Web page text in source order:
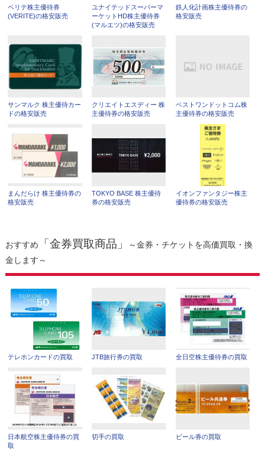
ベリテ株主優待券
(VERITE)の格安販売
ユナイテッドスーパーマ
ーケットHD株主優待券
(マルエツ)の格安販売
鉄人化計画株主優待券の
格安販売
サンマルク 株主優待カー
ドの格安販売
クリエイトエスディー 株
主優待券の格安販売
ベストワンドットコム株
主優待券の格安販売
まんだらけ 株主優待券の
格安販売
TOKYO BASE 株主優待
券の格安販売
イオンファンタジー株主
優待券の格安販売
おすすめ 「金券買取商品」
～金券・チケットを高価買取・換
金します～
テレホンカードの買取 JTB旅行券の買取 全日空株主優待券の買取
日本航空株主優待券の買
取
切手の買取 ビール券の買取